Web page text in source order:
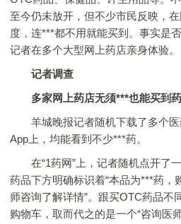
至今仍未放开，但不少市民反映，
度，连***都不用就能买到。事实是
记者在多个大型网上药店亲身体验。
记者调查
多家网上药店无须***也能买到药
羊城晚报记者随机下载了多个医
App上，均能看到不少***药。
在“1药网”上，记者随机点开了一
药品下方明确标识着“本品为***药，
师咨询了解详情”。跟买OTC药品不
购物车，取而代之的是一个“咨询医